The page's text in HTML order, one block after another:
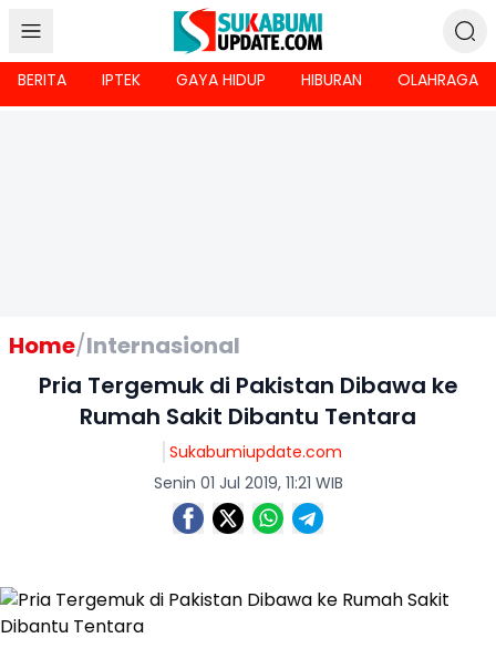
BERITA IPTEK GAYA HIDUP HIBURAN OLAHRAGA
Home/Internasional
Pria Tergemuk di Pakistan Dibawa ke
Rumah Sakit Dibantu Tentara
Sukabumiupdate.com
Senin 01 Jul 2019, 11:21 WIB